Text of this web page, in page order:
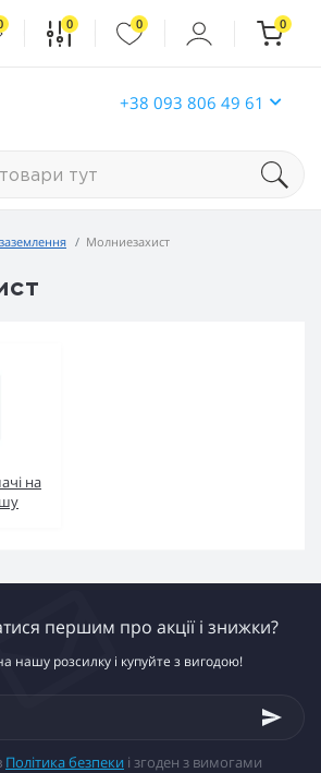
+38 093 806 49 61
0 0 0
Молниезахист
на
першим про акції і знижки?
нашу розсилку і купуйте з вигодою!
Політика безпеки і згоден з вимогами